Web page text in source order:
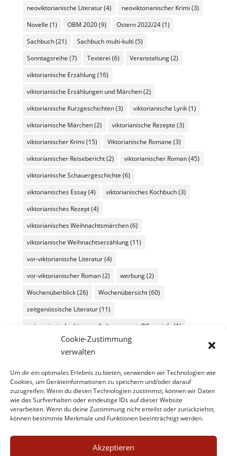
Cookie-Zustimmung
verwalten
Um dir ein optimales Erlebnis zu bieten, verwenden wir Technologien wie
Cookies, um Geräteinformationen zu speichern und/oder darauf
zuzugreifen. Wenn du diesen Technologien zustimmst, können wir Daten
wie das Surfverhalten oder eindeutige IDs auf dieser Website
verarbeiten. Wenn du deine Zustimmung nicht erteilst oder zurückziehst,
können bestimmte Merkmale und Funktionen beeinträchtigt werden.
Akzeptieren
neoviktorianische Literatur(4) neoviktorianischer Krimi (3)
Novelle (1) OBM 2020(9) Ostern 2022/24(1)
Sachbuch(21) Sachbuch multi-kulti (5)
Sonntagsreihe (7) Texterei (6) Veranstaltung(2)
viktorianische Erzählung(16)
viktorianische Erzählungen und Märchen(2)
viktorianische Kurzgeschichten(3) viktorianische Lyrik(1)
viktorianische Märchen(2) viktorianische Rezepte (3)
viktorianischer Krimi (15) Viktorianische Romane (3)
viktorianischer Reisebericht(2) viktorianischer Roman(45)
viktorianische Schauergeschichte (6)
viktorianisches Essay(4) viktorianisches Kochbuch(3)
viktorianisches Rezept(4)
viktorianisches Weihnachtsmärchen(6)
viktorianische Weihnachtserzählung(11)
vor-viktorianische Literatur(4)
vor-viktorianischer Roman(2) werbung(2)
Wochenüberblick(26) Wochenübersicht(60)
zeitgenössische Literatur(11)
zeitgenössische Literatur/kulturmagazin@8ung.info (1)
Cookie-Richtlinie (EU)